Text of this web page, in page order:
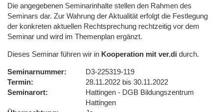
Die angegebenen Seminarinhalte stellen den Rahmen des
Seminars dar. Zur Wahrung der Aktualität erfolgt die Festlegung
der konkreten aktuellen Rechtsprechung rechtzeitig vor dem
Seminar und wird im Themenplan ergänzt.
Dieses Seminar führen wir in Kooperation mit ver.di durch.
Seminarnummer
D3-225319-119
Termin
28.11.2022 bis 30.11.2022
Seminarort
Hattingen - DGB Bildungszentrum
Hattingen